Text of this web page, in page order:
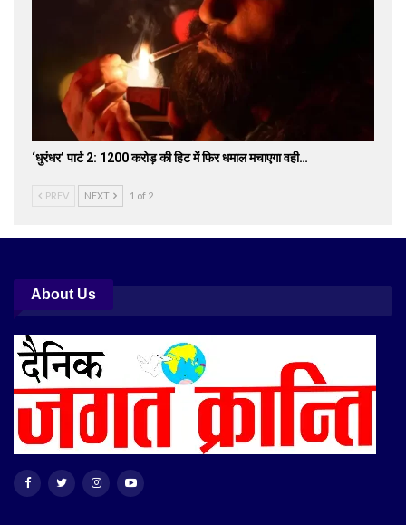
‘धुरंधर’ पार्ट 2: 1200 करोड़ की हिट में फिर धमाल मचाएगा वही…
PREV NEXT 1 of 2
About Us